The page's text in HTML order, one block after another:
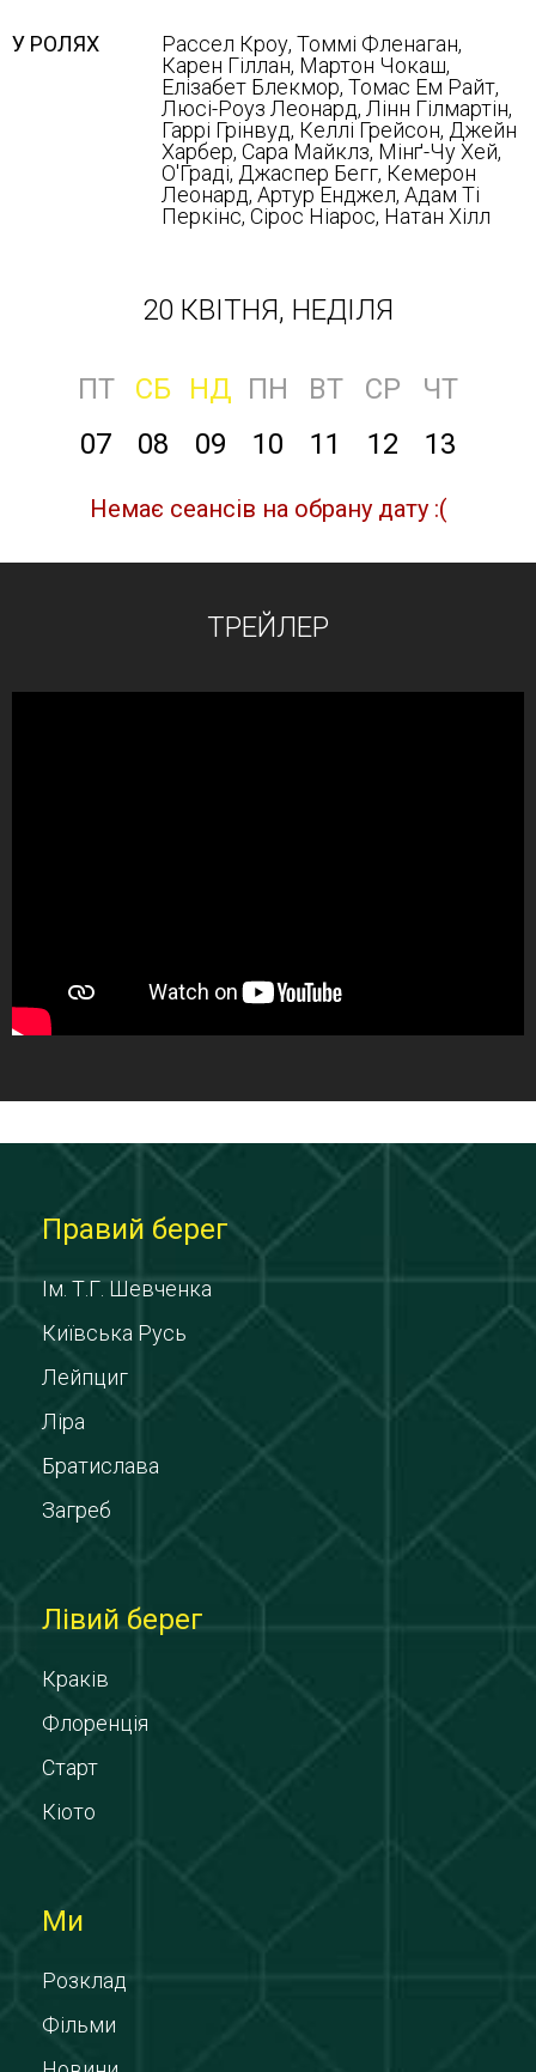
У РОЛЯХ
Рассел Кроу, Томмі Фленаган,
Карен Гіллан, Мартон Чокаш,
Елізабет Блекмор, Томас Ем Райт,
Люсі-Роуз Леонард, Лінн Гілмартін,
Гаррі Грінвуд, Келлі Грейсон, Джейн
Харбер, Сара Майклз, Мінґ-Чу Хей,
О'Граді, Джаспер Бегг, Кемерон
Леонард, Артур Енджел, Адам Ті
Перкінс, Сірос Ніарос, Натан Хілл
20 КВІТНЯ, НЕДІЛЯ
ПТ СБ НД ПН ВТ СР
ЧТ
07
08 09 10 11 12 13
Немає сеансів на обрану дату :(
ТРЕЙЛЕР
Правий берег
Ім. Т.Г. Шевченка
Київська Русь
Лейпциг
Ліра
Братислава
Загреб
Лівий берег
Краків
Флоренція
Старт
Кіото
Ми
Розклад
Фільми